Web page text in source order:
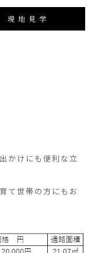
現地見学
かけにも便利な立
て世帯の方にもお